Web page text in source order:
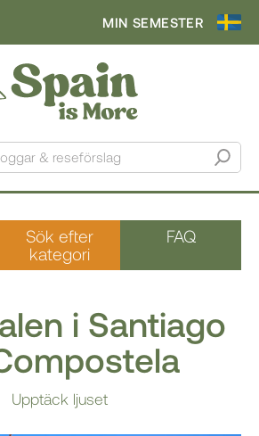
MIN SEMESTER
& reseförslag
Sök efter
kategori
FAQ
i Santiago
Upptäck ljuset